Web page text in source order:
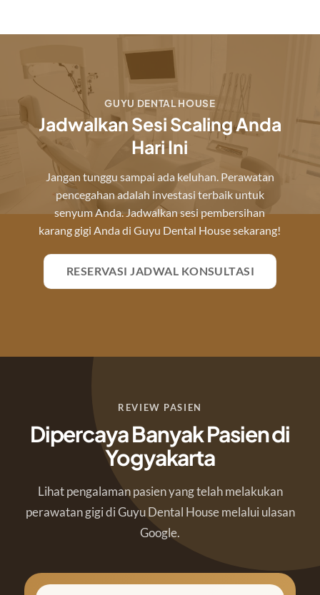
GUYU DENTAL HOUSE
Jadwalkan Sesi Scaling Anda
Hari Ini
Jangan tunggu sampai ada keluhan. Perawatan
pencegahan adalah investasi terbaik untuk
senyum Anda. Jadwalkan sesi pembersihan
karang gigi Anda di Guyu Dental House sekarang!
RESERVASI JADWAL KONSULTASI
REVIEW PASIEN
Dipercaya Banyak Pasien di
Yogyakarta
Lihat pengalaman pasien yang telah melakukan
perawatan gigi di Guyu Dental House melalui ulasan
Google.